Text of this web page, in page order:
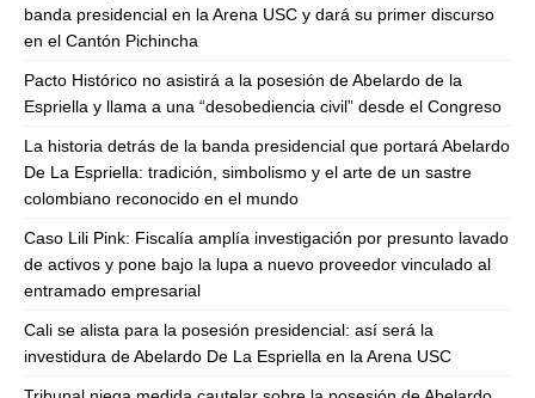
banda presidencial en la Arena USC y dará su primer discurso
en el Cantón Pichincha
Pacto Histórico no asistirá a la posesión de Abelardo de la
Espriella y llama a una “desobediencia civil” desde el Congreso
La historia detrás de la banda presidencial que portará Abelardo
De La Espriella: tradición, simbolismo y el arte de un sastre
colombiano reconocido en el mundo
Caso Lili Pink: Fiscalía amplía investigación por presunto lavado
de activos y pone bajo la lupa a nuevo proveedor vinculado al
entramado empresarial
Cali se alista para la posesión presidencial: así será la
investidura de Abelardo De La Espriella en la Arena USC